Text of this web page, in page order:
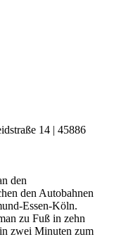
14 | 45886
den
den Autobahnen
Essen-Köln.
zu Fuß in zehn
zwei Minuten zum